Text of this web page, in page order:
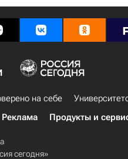
на себе
Реклама Продукты и
сегодня»